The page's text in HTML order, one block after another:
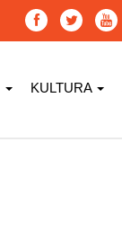
KULTURA